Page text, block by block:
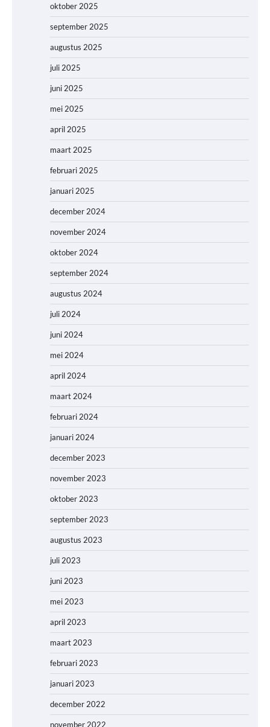
oktober 2025
september 2025
augustus 2025
juli 2025
juni 2025
mei 2025
april 2025
maart 2025
februari 2025
januari 2025
december 2024
november 2024
oktober 2024
september 2024
augustus 2024
juli 2024
juni 2024
mei 2024
april 2024
maart 2024
februari 2024
januari 2024
december 2023
november 2023
oktober 2023
september 2023
augustus 2023
juli 2023
juni 2023
mei 2023
april 2023
maart 2023
februari 2023
januari 2023
december 2022
november 2022